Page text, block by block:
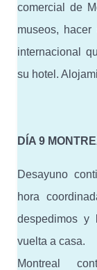
comercial de
museos,
internacional
su hotel.
DÍA 9
Desayuno
hora
despedimos y
vuelta a casa.
Montreal